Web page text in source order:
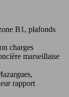
B1, plafonds
charges
marseillaise
rapport